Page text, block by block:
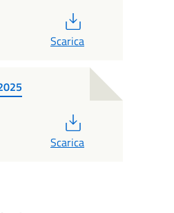
Scarica
Scarica